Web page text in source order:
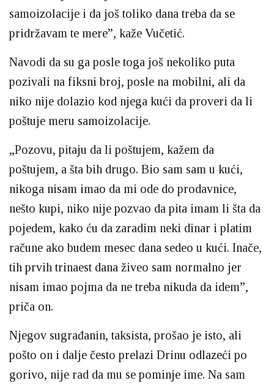
samoizolacije i da još toliko dana treba da se
pridržavam te mere”, kaže Vučetić.
Navodi da su ga posle toga još nekoliko puta
pozivali na fiksni broj, posle na mobilni, ali da
niko nije dolazio kod njega kući da proveri da li
poštuje meru samoizolacije.
„Pozovu, pitaju da li poštujem, kažem da
poštujem, a šta bih drugo. Bio sam sam u kući,
nikoga nisam imao da mi ode do prodavnice,
nešto kupi, niko nije pozvao da pita imam li šta da
pojedem, kako ću da zaradim neki dinar i platim
račune ako budem mesec dana sedeo u kući. Inače,
tih prvih trinaest dana živeo sam normalno jer
nisam imao pojma da ne treba nikuda da idem”,
priča on.
Njegov sugrađanin, taksista, prošao je isto, ali
pošto on i dalje često prelazi Drinu odlazeći po
gorivo, nije rad da mu se pominje ime. Na sam